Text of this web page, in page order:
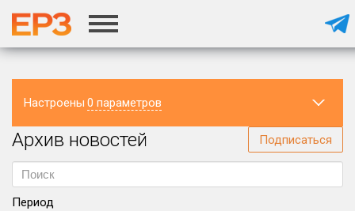
Настроены 0 параметров
Регион
Архив новостей Подписаться
Период